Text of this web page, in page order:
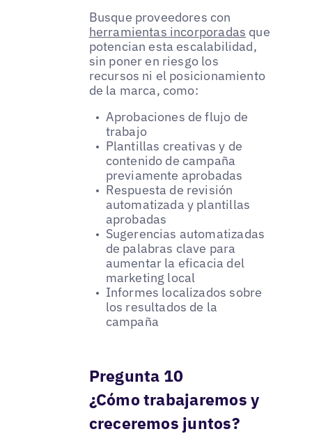
Busque proveedores con
herramientas incorporadas que
potencian esta escalabilidad,
sin poner en riesgo los
recursos ni el posicionamiento
de la marca, como:
Aprobaciones de flujo de
trabajo
Plantillas creativas y de
contenido de campaña
previamente aprobadas
Respuesta de revisión
automatizada y plantillas
aprobadas
Sugerencias automatizadas
de palabras clave para
aumentar la eficacia del
marketing local
Informes localizados sobre
los resultados de la
campaña
Pregunta 10
¿Cómo trabajaremos y
creceremos juntos?